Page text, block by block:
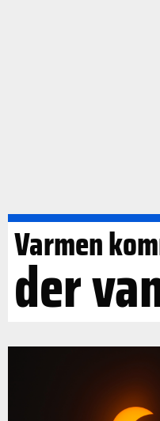
Varmen
der